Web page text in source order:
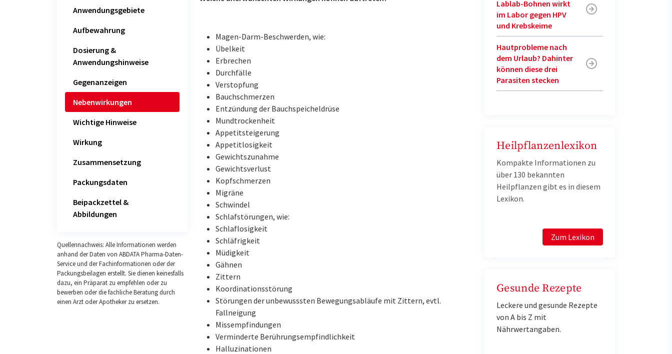
Anwendungsgebiete
Aufbewahrung
Dosierung &
Anwendungshinweise
Gegenanzeigen
Nebenwirkungen
Wichtige Hinweise
Wirkung
Zusammensetzung
Packungsdaten
Beipackzettel &
Abbildungen
Quellennachweis: Alle Informationen werden
anhand der Daten von ABDATA Pharma-Daten-
Service und der Fachinformationen oder der
Packungsbeilagen erstellt. Sie dienen keinesfalls
dazu, ein Präparat zu empfehlen oder zu
bewerben oder die fachliche Beratung durch
einen Arzt oder Apotheker zu ersetzen.
Magen-Darm-Beschwerden, wie:
Übelkeit
Erbrechen
Durchfälle
Verstopfung
Bauchschmerzen
Entzündung der Bauchspeicheldrüse
Mundtrockenheit
Appetitsteigerung
Appetitlosigkeit
Gewichtszunahme
Gewichtsverlust
Kopfschmerzen
Migräne
Schwindel
Schlafstörungen, wie:
Schlaflosigkeit
Schläfrigkeit
Müdigkeit
Gähnen
Zittern
Koordinationsstörung
Störungen der unbewusssten Bewegungsabläufe mit Zittern, evtl.
Fallneigung
Missempfindungen
Verminderte Berührungsempfindlichkeit
Halluzinationen
Lablab-Bohnen wirkt
im Labor gegen HPV
und Krebskeime
Hautprobleme nach
dem Urlaub? Dahinter
können diese drei
Parasiten stecken
Heilpflanzenlexikon
Kompakte Informationen zu
über 130 bekannten
Heilpflanzen gibt es in diesem
Lexikon.
Zum Lexikon
Gesunde Rezepte
Leckere und gesunde Rezepte
von A bis Z mit
Nährwertangaben.